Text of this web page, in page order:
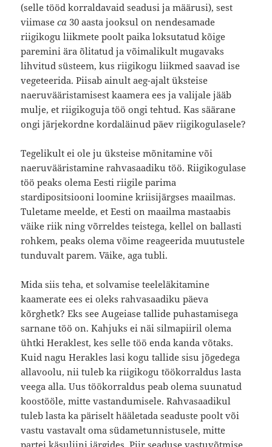
(selle tööd korraldavaid seadusi ja määrusi), sest
viimaseca 30 aasta jooksul on nendesamade
riigikogu liikmete poolt paika loksutatud kõige
paremini ära õlitatud ja võimalikult mugavaks
lihvitud süsteem, kus riigikogu liikmed saavad ise
vegeteerida. Piisab ainult aeg-ajalt üksteise
naeruvääristamisest kaamera ees ja valijale jääb
mulje, et riigikoguja töö ongi tehtud. Kas säärane
ongi järjekordne kordaläinud päev riigikogulasele?
Tegelikult ei ole ju üksteise mõnitamine või
naeruvääristamine rahvasaadiku töö. Riigikogulase
töö peaks olema Eesti riigile parima
stardipositsiooni loomine kriisijärgses maailmas.
Tuletame meelde, et Eesti on maailma mastaabis
väike riik ning võrreldes teistega, kellel on ballasti
rohkem, peaks olema võime reageerida muutustele
tunduvalt parem. Väike, aga tubli.
Mida siis teha, et solvamise teeleläkitamine
kaamerate ees ei oleks rahvasaadiku päeva
kõrghetk? Eks see Augeiase tallide puhastamisega
sarnane töö on. Kahjuks ei näi silmapiiril olema
ühtki Heraklest, kes selle töö enda kanda võtaks.
Kuid nagu Herakles lasi kogu tallide sisu jõgedega
allavoolu, nii tuleb ka riigikogu töökorraldus lasta
veega alla. Uus töökorraldus peab olema suunatud
koostööle, mitte vastandumisele. Rahvasaadikul
tuleb lasta ka päriselt hääletada seaduste poolt või
vastu vastavalt oma südametunnistusele, mitte